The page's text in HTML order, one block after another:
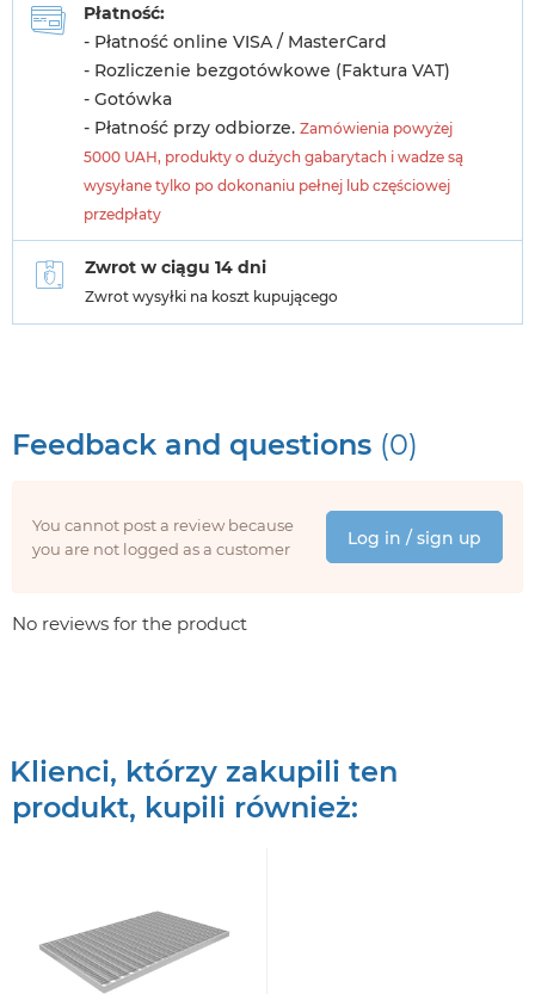
Płatność:
- Płatność online VISA / MasterCard
- Rozliczenie bezgotówkowe (Faktura VAT)
- Gotówka
- Płatność przy odbiorze. Zamówienia powyżej
5000 UAH, produkty o dużych gabarytach i wadze są
wysyłane tylko po dokonaniu pełnej lub częściowej
przedpłaty
Zwrot w ciągu 14 dni
Zwrot wysyłki na koszt kupującego
Feedback and questions (0)
You cannot post a review because
you are not logged as a customer
Log in / sign up
No reviews for the product
Klienci, którzy zakupili ten
produkt, kupili również: